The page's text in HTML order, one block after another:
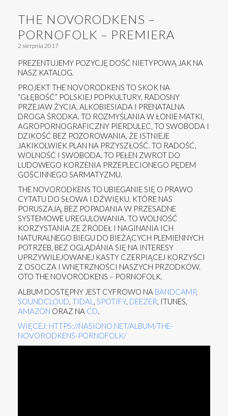
THE NOVORODKENS –
PORNOFOLK – PREMIERA
2 sierpnia 2017
PREZENTUJEMY POZYCJĘ DOŚĆ NIETYPOWĄ JAK NA
NASZ KATALOG.
PROJEKT THE NOVORODKENS TO SKOK NA
“GŁĘBOŚĆ” POLSKIEJ POPKULTURY, RADOSNY
PRZEJAW ŻYCIA, ALKOBIESIADA I PRENATALNA
DROGA ŚRODKA. TO ROZMYŚLANIA W ŁONIE MATKI,
AGROPORNOGRAFICZNY PIERDULEC, TO SWOBODA I
DZIKOŚĆ BEZ POZOROWANIA, ŻE ISTNIEJE
JAKIKOLWIEK PLAN NA PRZYSZŁOŚĆ. TO RADOŚĆ,
WOLNOŚĆ I SWOBODA. TO PEŁEN ZWROT DO
LUDOWEGO KORZENIA PRZEPLECIONEGO PĘDEM
GOŚCINNEGO SARMATYZMU.
THE NOVORODKENS TO UBIEGANIE SIĘ O PRAWO
CYTATU DO SŁOWA I DŹWIĘKU, KTÓRE NAS
PORUSZAJĄ, BEZ POPADANIA W PRZESADNE
SYSTEMOWE UREGULOWANIA. TO WOLNOŚĆ
KORZYSTANIA ZE ŹRÓDEŁ I NAGINANIA ICH
NATURALNEGO BIEGU DO BIEŻĄCYCH PLEMIENNYCH
POTRZEB, BEZ OGLĄDANIA SIĘ NA INTERESY
UPRZYWILEJOWANEJ KASTY CZERPIĄCEJ KORZYŚCI
Z OSOCZA I WNĘTRZNOŚCI NASZYCH PRZODKÓW.
OTO THE NOVORODKENS – PORNOFOLK.
ALBUM DOSTĘPNY JEST CYFROWO NA BANDCAMP,
SOUNDCLOUD TIDAL SPOTIFY, DEEZER , ITUNES,
AMAZON ORAZ NA CD
WIĘCEJ: HTTPS://NASIONO.NET/ALBUM/THE-
NOVORODKENS-PORNOFOLK/